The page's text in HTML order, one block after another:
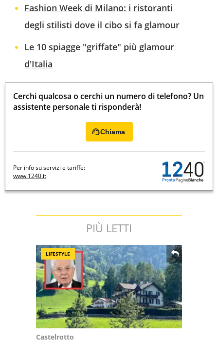
Fashion Week di Milano: i ristoranti
degli stilisti dove il cibo si fa glamour
Le 10 spiagge "griffate" più glamour
d'Italia
Cerchi qualcosa o cerchi un numero di telefono? Un
assistente personale ti risponderà!
Chiama
Per info su servizi e tariffe:
www.1240.it
PIÙ LETTI
LIFESTYLE
Castelrotto